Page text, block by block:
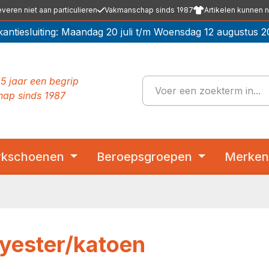
niet aan particulieren Vakmanschap sinds 1987 Artikelen kunnen
Maandag 20 juli t/m Woensdag 12 augustus
jaar een begrip
sinds 1987
Beroepsgroepen Merken
katoen